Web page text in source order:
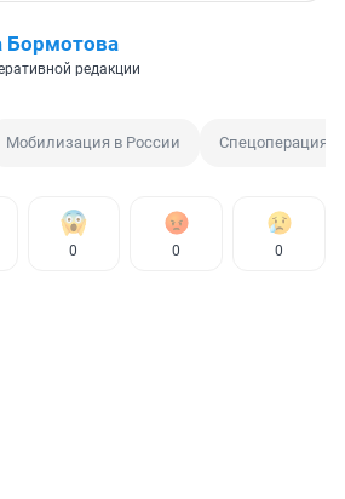
Бормотова
редакции
Мобилизация в России Спецоперация
0 0 0